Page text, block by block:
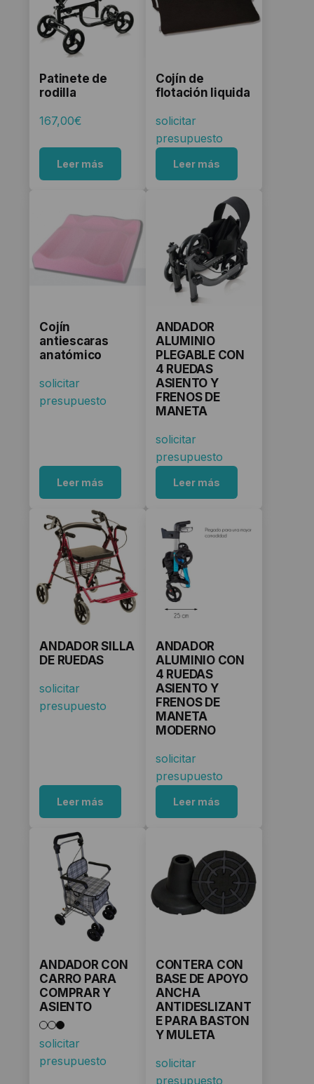
Patinete de
rodilla
167,00€
Leer más
Cojín de
flotación liquida
solicitar
presupuesto
Leer más
Cojín
antiescaras
anatómico
solicitar
presupuesto
Leer más
ANDADOR
ALUMINIO
PLEGABLE CON
4 RUEDAS
ASIENTO Y
FRENOS DE
MANETA
solicitar
presupuesto
Leer más
ANDADOR SILLA
DE RUEDAS
solicitar
presupuesto
Leer más
ANDADOR
ALUMINIO CON
4 RUEDAS
ASIENTO Y
FRENOS DE
MANETA
MODERNO
solicitar
presupuesto
Leer más
ANDADOR CON
CARRO PARA
COMPRAR Y
ASIENTO
solicitar
presupuesto
CONTERA CON
BASE DE APOYO
ANCHA
ANTIDESLIZANT
E PARA BASTON
Y MULETA
solicitar
presupuesto